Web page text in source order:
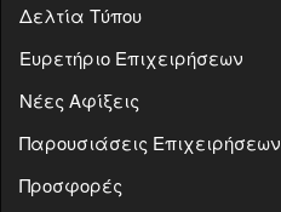
Δελτία Τύπου
Ευρετήριο Επιχειρήσεων
Νέες Αφίξεις
Παρουσιάσεις Επιχειρήσεων
Προσφορές